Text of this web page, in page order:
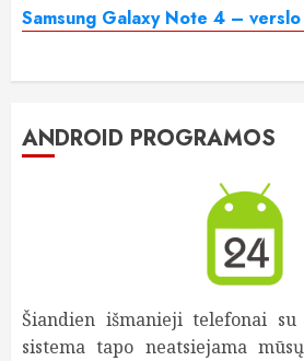
Samsung Galaxy Note 4 – verslo
ANDROID PROGRAMOS
Šiandien išmanieji telefonai
sistema tapo neatsiejama